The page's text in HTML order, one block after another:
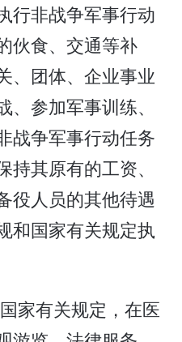
行非战争军事行动
伙食、交通等补
、团体、企业事业
参加军事训练、
战争军事行动任务
其原有的工资、
役人员的其他待遇
和国家有关规定执
家有关规定，在医